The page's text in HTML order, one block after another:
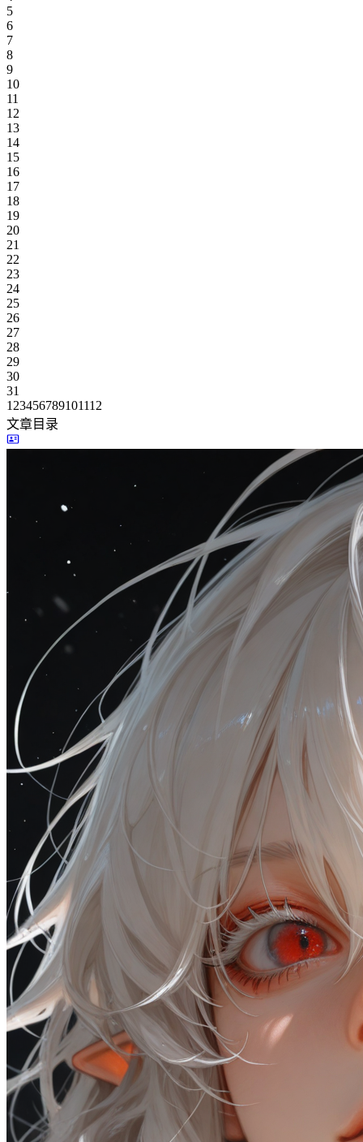
5
6
7
8
9
10
11
12
13
14
15
16
17
18
19
20
21
22
23
24
25
26
27
28
29
30
31
1 23456789101112
文章目录